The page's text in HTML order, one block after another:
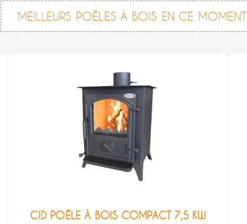
MEILLEURS POÊLES À BOIS EN CE MOMENT
CID POÊLE À BOIS COMPACT 7,5 KW